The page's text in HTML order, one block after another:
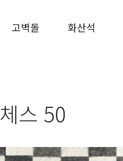
고벽돌 화산석
체스 50